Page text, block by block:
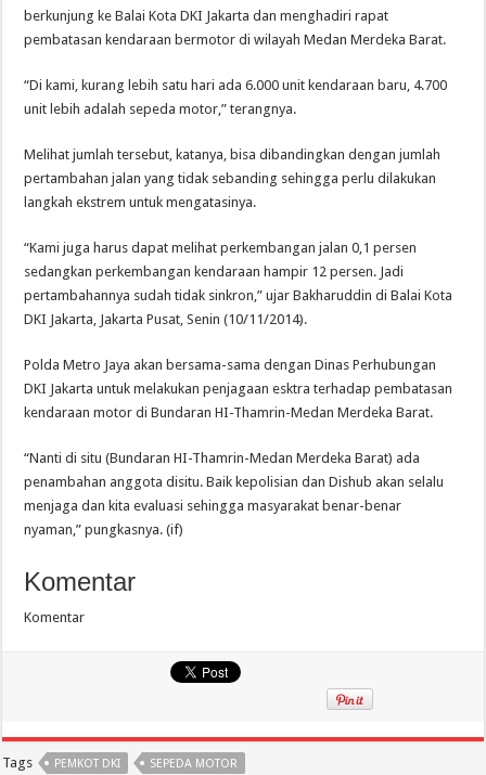
berkunjung ke Balai Kota DKI Jakarta dan menghadiri rapat
pembatasan kendaraan bermotor di wilayah Medan Merdeka Barat.
“Di kami, kurang lebih satu hari ada 6.000 unit kendaraan baru, 4.700
unit lebih adalah sepeda motor,” terangnya.
Melihat jumlah tersebut, katanya, bisa dibandingkan dengan jumlah
pertambahan jalan yang tidak sebanding sehingga perlu dilakukan
langkah ekstrem untuk mengatasinya.
“Kami juga harus dapat melihat perkembangan jalan 0,1 persen
sedangkan perkembangan kendaraan hampir 12 persen. Jadi
pertambahannya sudah tidak sinkron,” ujar Bakharuddin di Balai Kota
DKI Jakarta, Jakarta Pusat, Senin (10/11/2014).
Polda Metro Jaya akan bersama-sama dengan Dinas Perhubungan
DKI Jakarta untuk melakukan penjagaan esktra terhadap pembatasan
kendaraan motor di Bundaran HI-Thamrin-Medan Merdeka Barat.
“Nanti di situ (Bundaran HI-Thamrin-Medan Merdeka Barat) ada
penambahan anggota disitu. Baik kepolisian dan Dishub akan selalu
menjaga dan kita evaluasi sehingga masyarakat benar-benar
nyaman,” pungkasnya. (if)
Komentar
Komentar
Tags PEMKOT DKI SEPEDA MOTOR